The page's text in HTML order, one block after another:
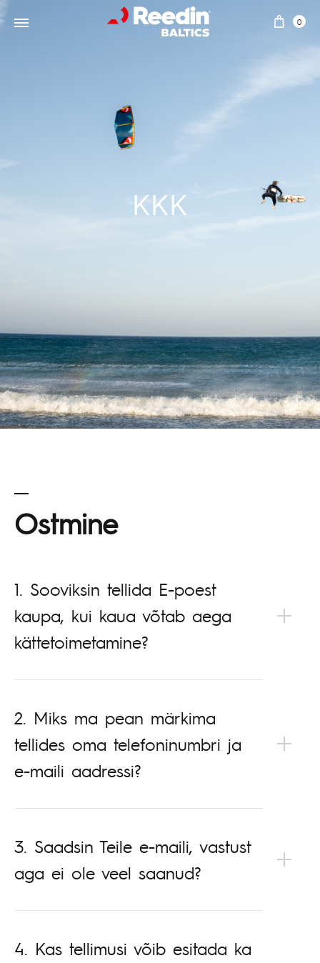
0
KKK
Ostmine
1. Sooviksin tellida E-poest
kaupa, kui kaua võtab aega
kättetoimetamine?
2. Miks ma pean märkima
tellides oma telefoninumbri ja
e-maili aadressi?
3. Saadsin Teile e-maili, vastust
aga ei ole veel saanud?
4. Kas tellimusi võib esitada ka